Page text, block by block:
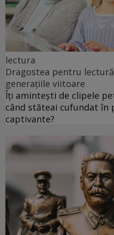
lectura
Dragostea pentru
generațiile viitoare
Îți amintești de clipele
când stăteai cufundat în
captivante?